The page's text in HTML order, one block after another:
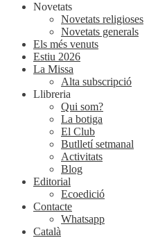
Novetats
Novetats religioses
Novetats generals
Els més venuts
Estiu 2026
La Missa
Alta subscripció
Llibreria
Qui som?
La botiga
El Club
Butlletí setmanal
Activitats
Blog
Editorial
Ecoedició
Contacte
Whatsapp
Català